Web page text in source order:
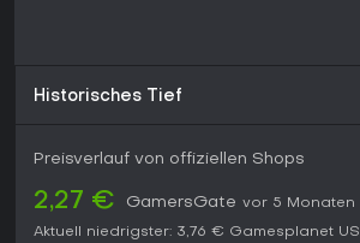
Historisches Tief
Preisverlauf von offiziellen Shops
2,27 € GamersGate vor 5 Monaten
Aktuell niedrigster: 3,76 € Gamesplanet US